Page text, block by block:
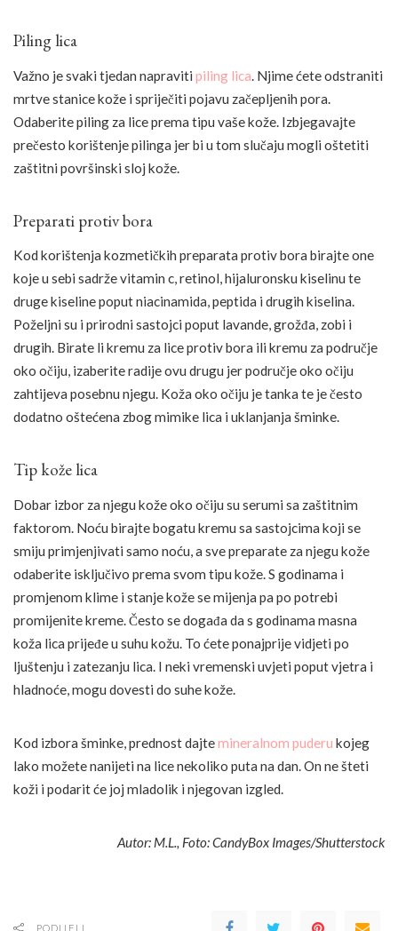
Piling lica
Važno je svaki tjedan napraviti piling lica . Njime ćete odstraniti
mrtve stanice kože i spriječiti pojavu začepljenih pora.
Odaberite piling za lice prema tipu vaše kože. Izbjegavajte
prečesto korištenje pilinga jer bi u tom slučaju mogli oštetiti
zaštitni površinski sloj kože.
Preparati protiv bora
Kod korištenja kozmetičkih preparata protiv bora birajte one
koje u sebi sadrže vitamin c, retinol, hijaluronsku kiselinu te
druge kiseline poput niacinamida, peptida i drugih kiselina.
Poželjni su i prirodni sastojci poput lavande, grožđa, zobi i
drugih. Birate li kremu za lice protiv bora ili kremu za područje
oko očiju, izaberite radije ovu drugu jer područje oko očiju
zahtijeva posebnu njegu. Koža oko očiju je tanka te je često
dodatno oštećena zbog mimike lica i uklanjanja šminke.
Tip kože lica
Dobar izbor za njegu kože oko očiju su serumi sa zaštitnim
faktorom. Noću birajte bogatu kremu sa sastojcima koji se
smiju primjenjivati samo noću, a sve preparate za njegu kože
odaberite isključivo prema svom tipu kože. S godinama i
promjenom klime i stanje kože se mijenja pa po potrebi
promijenite kreme. Često se događa da s godinama masna
koža lica prijeđe u suhu kožu. To ćete ponajprije vidjeti po
ljuštenju i zatezanju lica. I neki vremenski uvjeti poput vjetra i
hladnoće, mogu dovesti do suhe kože.
Kod izbora šminke, prednost dajtemineralnom puderu kojeg
lako možete nanijeti na lice nekoliko puta na dan. On ne šteti
koži i podarit će joj mladolik i njegovan izgled.
Autor: M.L., Foto: CandyBox Images/Shutterstock
PODIJELI